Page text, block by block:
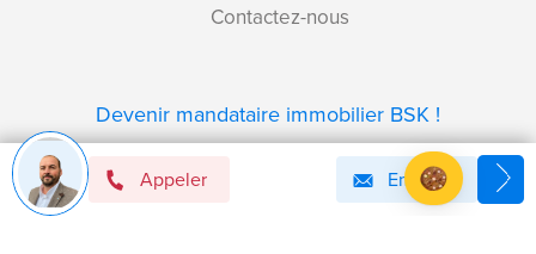
Appeler Email
Contactez-nous
Devenir mandataire immobilier BSK !